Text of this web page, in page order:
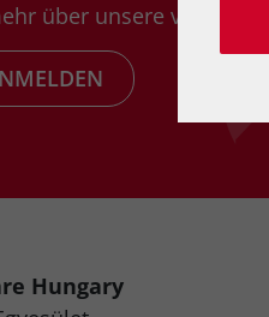
über unsere
Hungary